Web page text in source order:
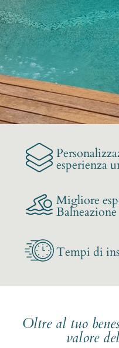
esperienza
Migliore
Balneazione
Tempi di
Oltre al tuo
valore